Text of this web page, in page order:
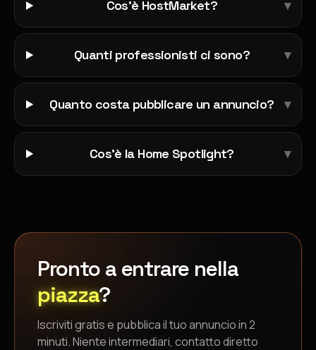
Cos'è HostMarket? ▾
Quanti professionisti ci sono? ▾
Quanto costa pubblicare un annuncio? ▾
Cos'è la Home Spotlight? ▾
Pronto a entrare nella
piazza?
Iscriviti gratis e pubblica il tuo annuncio in 2
minuti. Niente intermediari, contatto diretto